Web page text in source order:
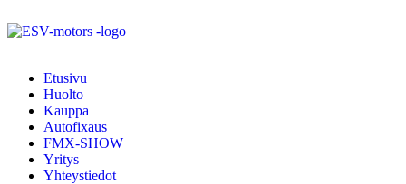
Etusivu
Huolto
Kauppa
Autofixaus
FMX-SHOW
Yritys
Yhteystiedot